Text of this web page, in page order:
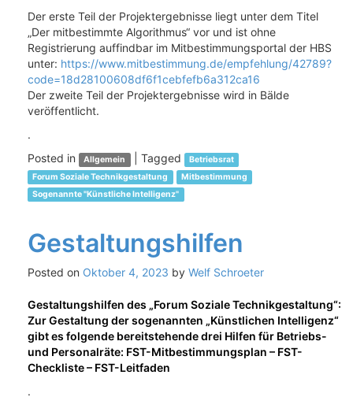
Der erste Teil der Projektergebnisse liegt unter dem Titel
„Der mitbestimmte Algorithmus“ vor und ist ohne
Registrierung auffindbar im Mitbestimmungsportal der HBS
unter: https://www.mitbestimmung.de/empfehlung/42789?
code=18d28100608df6f1cebfefb6a312ca16
Der zweite Teil der Projektergebnisse wird in Bälde
veröffentlicht.
.
Posted in
Allgemein Tagged
Betriebsrat
Forum Soziale Technikgestaltung
Mitbestimmung
Sogenannte "Künstliche Intelligenz"
Gestaltungshilfen
Posted on Oktober 4, 2023 by Welf Schroeter
Gestaltungshilfen des „Forum Soziale Technikgestaltung“:
Zur Gestaltung der sogenannten „Künstlichen Intelligenz“
gibt es folgende bereitstehende drei Hilfen für Betriebs-
und Personalräte: FST-Mitbestimmungsplan – FST-
Checkliste – FST-Leitfaden
.